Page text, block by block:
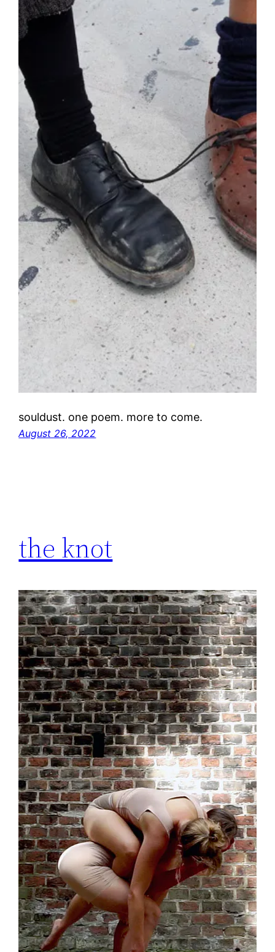
souldust. one poem. more to come.
August 26, 2022
the knot